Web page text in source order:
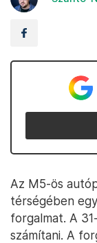
Az M5-ös
térségében
forgalmat. A
számítani. A